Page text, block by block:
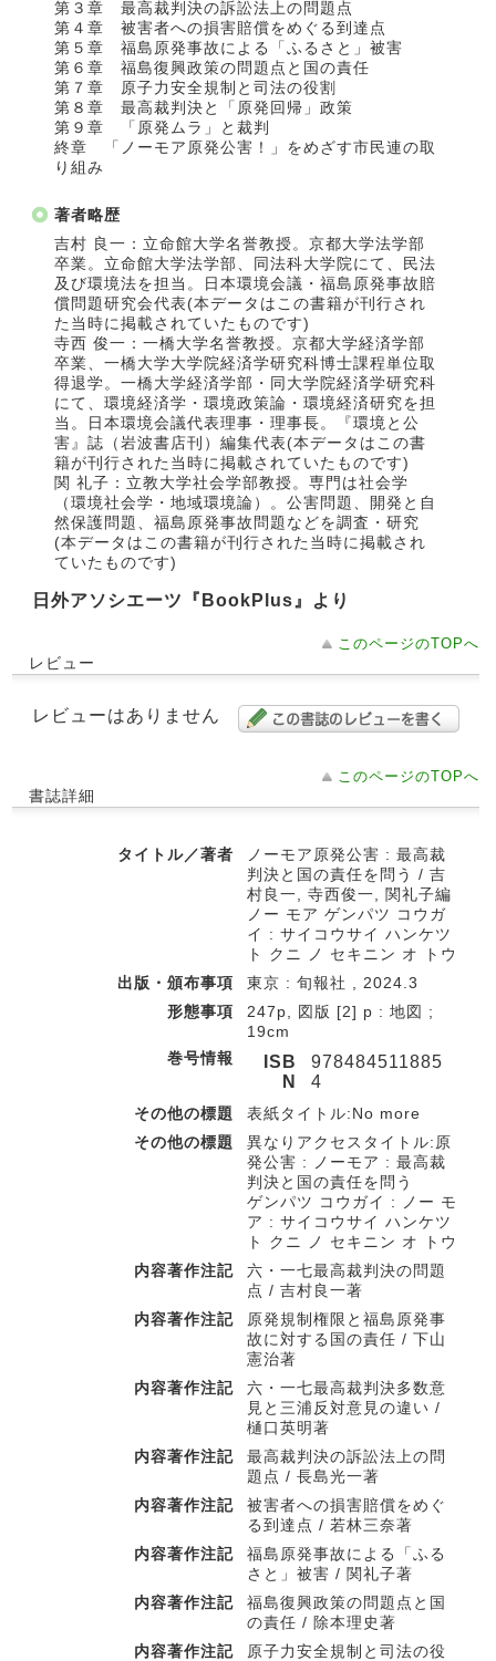
第３章 最高裁判決の訴訟法上の問題点
第４章 被害者への損害賠償をめぐる到達点
第５章 福島原発事故による「ふるさと」被害
第６章 福島復興政策の問題点と国の責任
第７章 原子力安全規制と司法の役割
第８章 最高裁判決と「原発回帰」政策
第９章 「原発ムラ」と裁判
終章 「ノーモア原発公害！」をめざす市民連の取
り組み
著者略歴
吉村 良一：立命館大学名誉教授。京都大学法学部
卒業。立命館大学法学部、同法科大学院にて、民法
及び環境法を担当。日本環境会議・福島原発事故賠
償問題研究会代表(本データはこの書籍が刊行され
た当時に掲載されていたものです)
寺西 俊一：一橋大学名誉教授。京都大学経済学部
卒業、一橋大学大学院経済学研究科博士課程単位取
得退学。一橋大学経済学部・同大学院経済学研究科
にて、環境経済学・環境政策論・環境経済研究を担
当。日本環境会議代表理事・理事長。『環境と公
害』誌（岩波書店刊）編集代表(本データはこの書
籍が刊行された当時に掲載されていたものです)
関 礼子：立教大学社会学部教授。専門は社会学
（環境社会学・地域環境論）。公害問題、開発と自
然保護問題、福島原発事故問題などを調査・研究
(本データはこの書籍が刊行された当時に掲載され
ていたものです)
日外アソシエーツ『BookPlus』より
このページのTOPへ
レビュー
レビューはありません
このページのTOPへ
書誌詳細
タイトル／著者
ノーモア原発公害 : 最高裁
判決と国の責任を問う / 吉
村良一, 寺西俊一, 関礼子編
ノー モア ゲンパツ コウガ
イ : サイコウサイ ハンケツ
ト クニ ノ セキニン オ トウ
出版・頒布事項
東京 : 旬報社 , 2024.3
形態事項
247p, 図版 [2] p : 地図 ;
19cm
巻号情報
ISB
N
978484511885
4
その他の標題
表紙タイトル:No more
その他の標題
異なりアクセスタイトル:原
発公害 : ノーモア : 最高裁
判決と国の責任を問う
ゲンパツ コウガイ : ノー モ
ア : サイコウサイ ハンケツ
ト クニ ノ セキニン オ トウ
内容著作注記
六・一七最高裁判決の問題
点 / 吉村良一著
内容著作注記
原発規制権限と福島原発事
故に対する国の責任 / 下山
憲治著
内容著作注記
六・一七最高裁判決多数意
見と三浦反対意見の違い /
樋口英明著
内容著作注記
最高裁判決の訴訟法上の問
題点 / 長島光一著
内容著作注記
被害者への損害賠償をめぐ
る到達点 / 若林三奈著
内容著作注記
福島原発事故による「ふる
さと」被害 / 関礼子著
内容著作注記
福島復興政策の問題点と国
の責任 / 除本理史著
内容著作注記
原子力安全規制と司法の役